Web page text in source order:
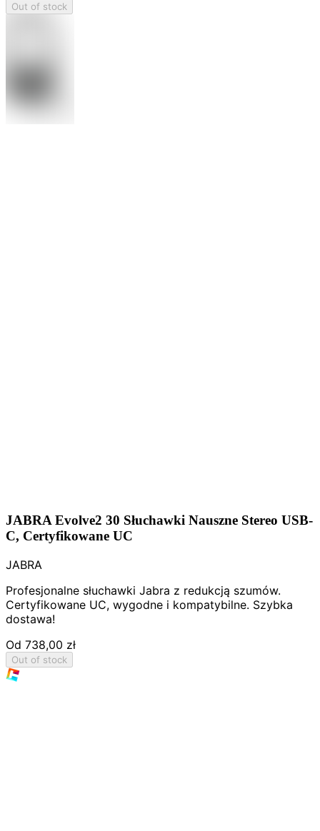
Out of stock
JABRA Evolve2 30 Słuchawki Nauszne Stereo USB-
C, Certyfikowane UC
JABRA
Profesjonalne słuchawki Jabra z redukcją szumów.
Certyfikowane UC, wygodne i kompatybilne. Szybka
dostawa!
Od 738,00 zł
Out of stock